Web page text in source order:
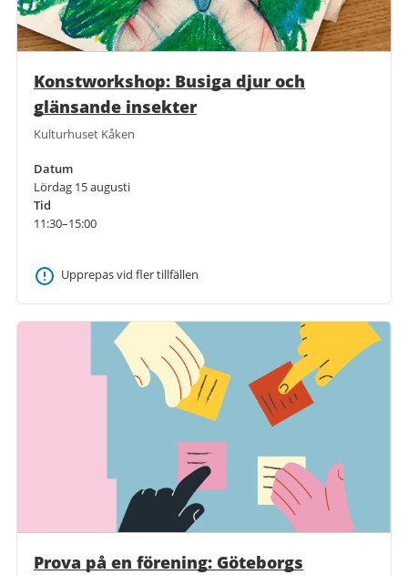
Konstworkshop: Busiga djur och
glänsande insekter
Kulturhuset Kåken
Datum
Lördag 15 augusti
Tid
11:30–15:00
Upprepas vid fler tillfällen
Prova på en förening: Göteborgs